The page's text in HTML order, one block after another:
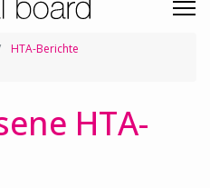
HTA-Berichte
HTA-